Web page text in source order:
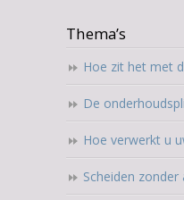
Thema’s
Hoe zit het met
De
Hoe verwerkt u
Scheiden